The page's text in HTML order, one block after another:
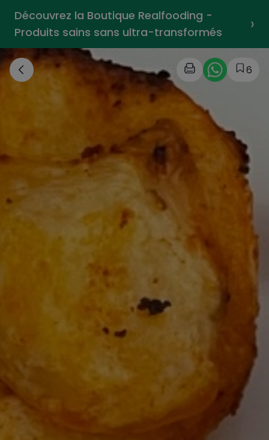
Découvrez la Boutique Realfooding -
Produits sains sans ultra-transformés
›
6